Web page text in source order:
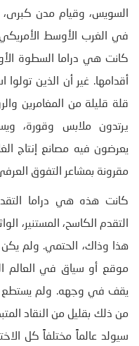
السويس، وقيام مدن كبرى،
في الغرب الأوسط
كانت هي دراما السطوة
أقدامها. غير أن الذين تولوا
قلة قليلة من المغامرين
يرتدون ملابس وقورة،
يعرضون فيه مصانع إنتاج
مقرونة بمشاعر التفوق
كانت هذه هي دراما
التقدم الكاسح، المستنير،
هذا وذاك، الحتمي. ولم
موقع أو سياق في العالم
يقف في وجهه. ولم يستطع
من ذلك بقليل من النقاد
سيولد عالماً مختلفاً كل